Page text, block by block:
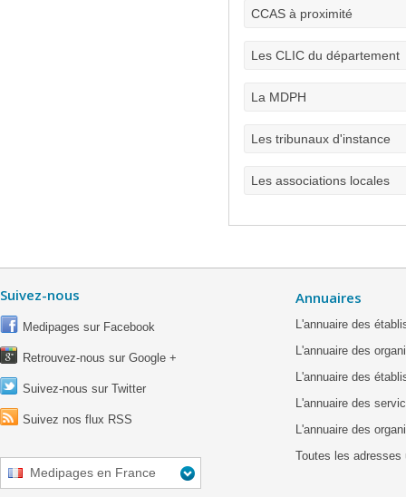
CCAS à proximité
Les CLIC du département
La MDPH
Les tribunaux d'instance
Les associations locales
Suivez-nous
Medipages sur Facebook
Retrouvez-nous sur Google +
Suivez-nous sur Twitter
Suivez nos flux RSS
Medipages en France
Annuaires
L'annuaire des
L'annuaire des
L'annuaire des
L'annuaire des
L'annuaire des
Toutes les adresses